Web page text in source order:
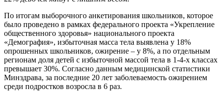
По итогам выборочного анкетирования школьников, которое
было проведено в рамках федерального проекта «Укрепление
общественного здоровья» национального проекта
«Демография», избыточная масса тела выявлена у 18%
опрошенных школьников, ожирение – у 8%, а по отдельным
регионам доля детей с избыточной массой тела в 1-4-х классах
превышает 30%. Согласно данным медицинской статистики
Минздрава, за последние 20 лет заболеваемость ожирением
среди подростков возросла в 6 раз.